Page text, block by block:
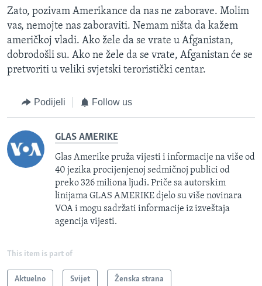
Zato, pozivam Amerikance da nas ne zaborave. Molim
vas, nemojte nas zaboraviti. Nemam ništa da kažem
američkoj vladi. Ako žele da se vrate u Afganistan,
dobrodošli su. Ako ne žele da se vrate, Afganistan će se
pretvoriti u veliki svjetski teroristički centar.
Podijeli Follow us
GLAS AMERIKE
Glas Amerike pruža vijesti i informacije na više od
40 jezika procijenjenoj sedmičnoj publici od
preko 326 miliona ljudi. Priče sa autorskim
linijama GLAS AMERIKE djelo su više novinara
VOA i mogu sadržati informacije iz izveštaja
agencija vijesti.
This item is part of
Aktuelno Svijet Ženska strana